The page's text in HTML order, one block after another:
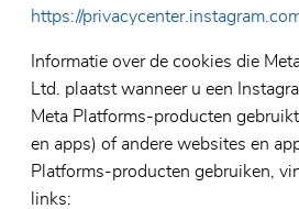
https://
Informatie over de cookies die
Ltd. plaatst wanneer u een
Meta Platforms-producten
en apps) of andere websites en
Platforms-producten gebruiken,
links: